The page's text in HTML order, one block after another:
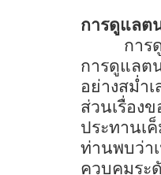
การดูแลต
การ
การดูแลต
อย่างสม่ำ
ส่วนเรื่อง
ประทานเ
ท่านพบว่า
ควบคุมระ